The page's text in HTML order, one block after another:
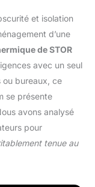
et isolation
d’une
de STOR
avec un seul
ou bureaux, ce
se présente
avons analysé
pour
tenue au